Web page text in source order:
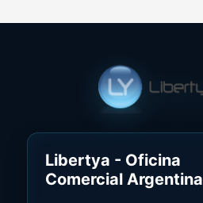
Libertya - Oficina
Comercial Argentina